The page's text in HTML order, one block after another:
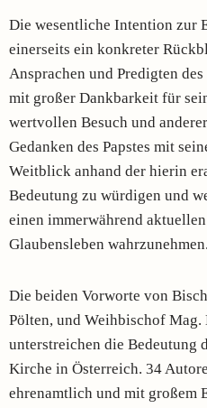
Die wesentliche Intention zur
einerseits ein konkreter
Ansprachen und Predigten
mit großer Dankbarkeit für
wertvollen Besuch und
Gedanken des Papstes mit
Weitblick anhand der hierin
Bedeutung zu würdigen und
einen immerwährend
Glaubensleben wahrzunehmen.
Die beiden Vorworte von
Pölten, und Weihbischof Mag.
unterstreichen die Bedeutung
Kirche in Österreich. 34
ehrenamtlich und mit großem